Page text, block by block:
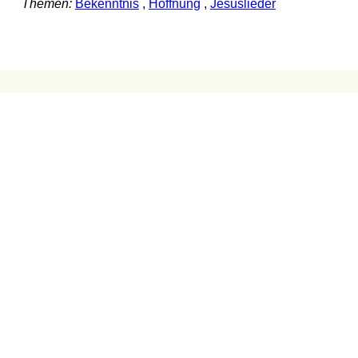
Themen: Bekenntnis, Hoffnung , Jesuslieder